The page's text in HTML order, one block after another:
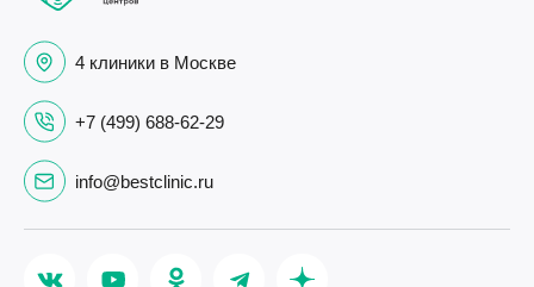
4 клиники в Москве
+7 (499) 688-62-29
info@bestclinic.ru